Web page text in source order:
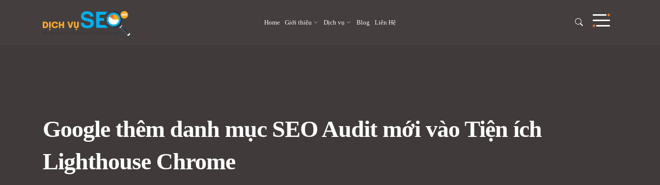
Home Giới thiệu Dịch vụ Blog Liên Hệ
Google thêm danh mục SEO Audit mới vào Tiện ích
Lighthouse Chrome